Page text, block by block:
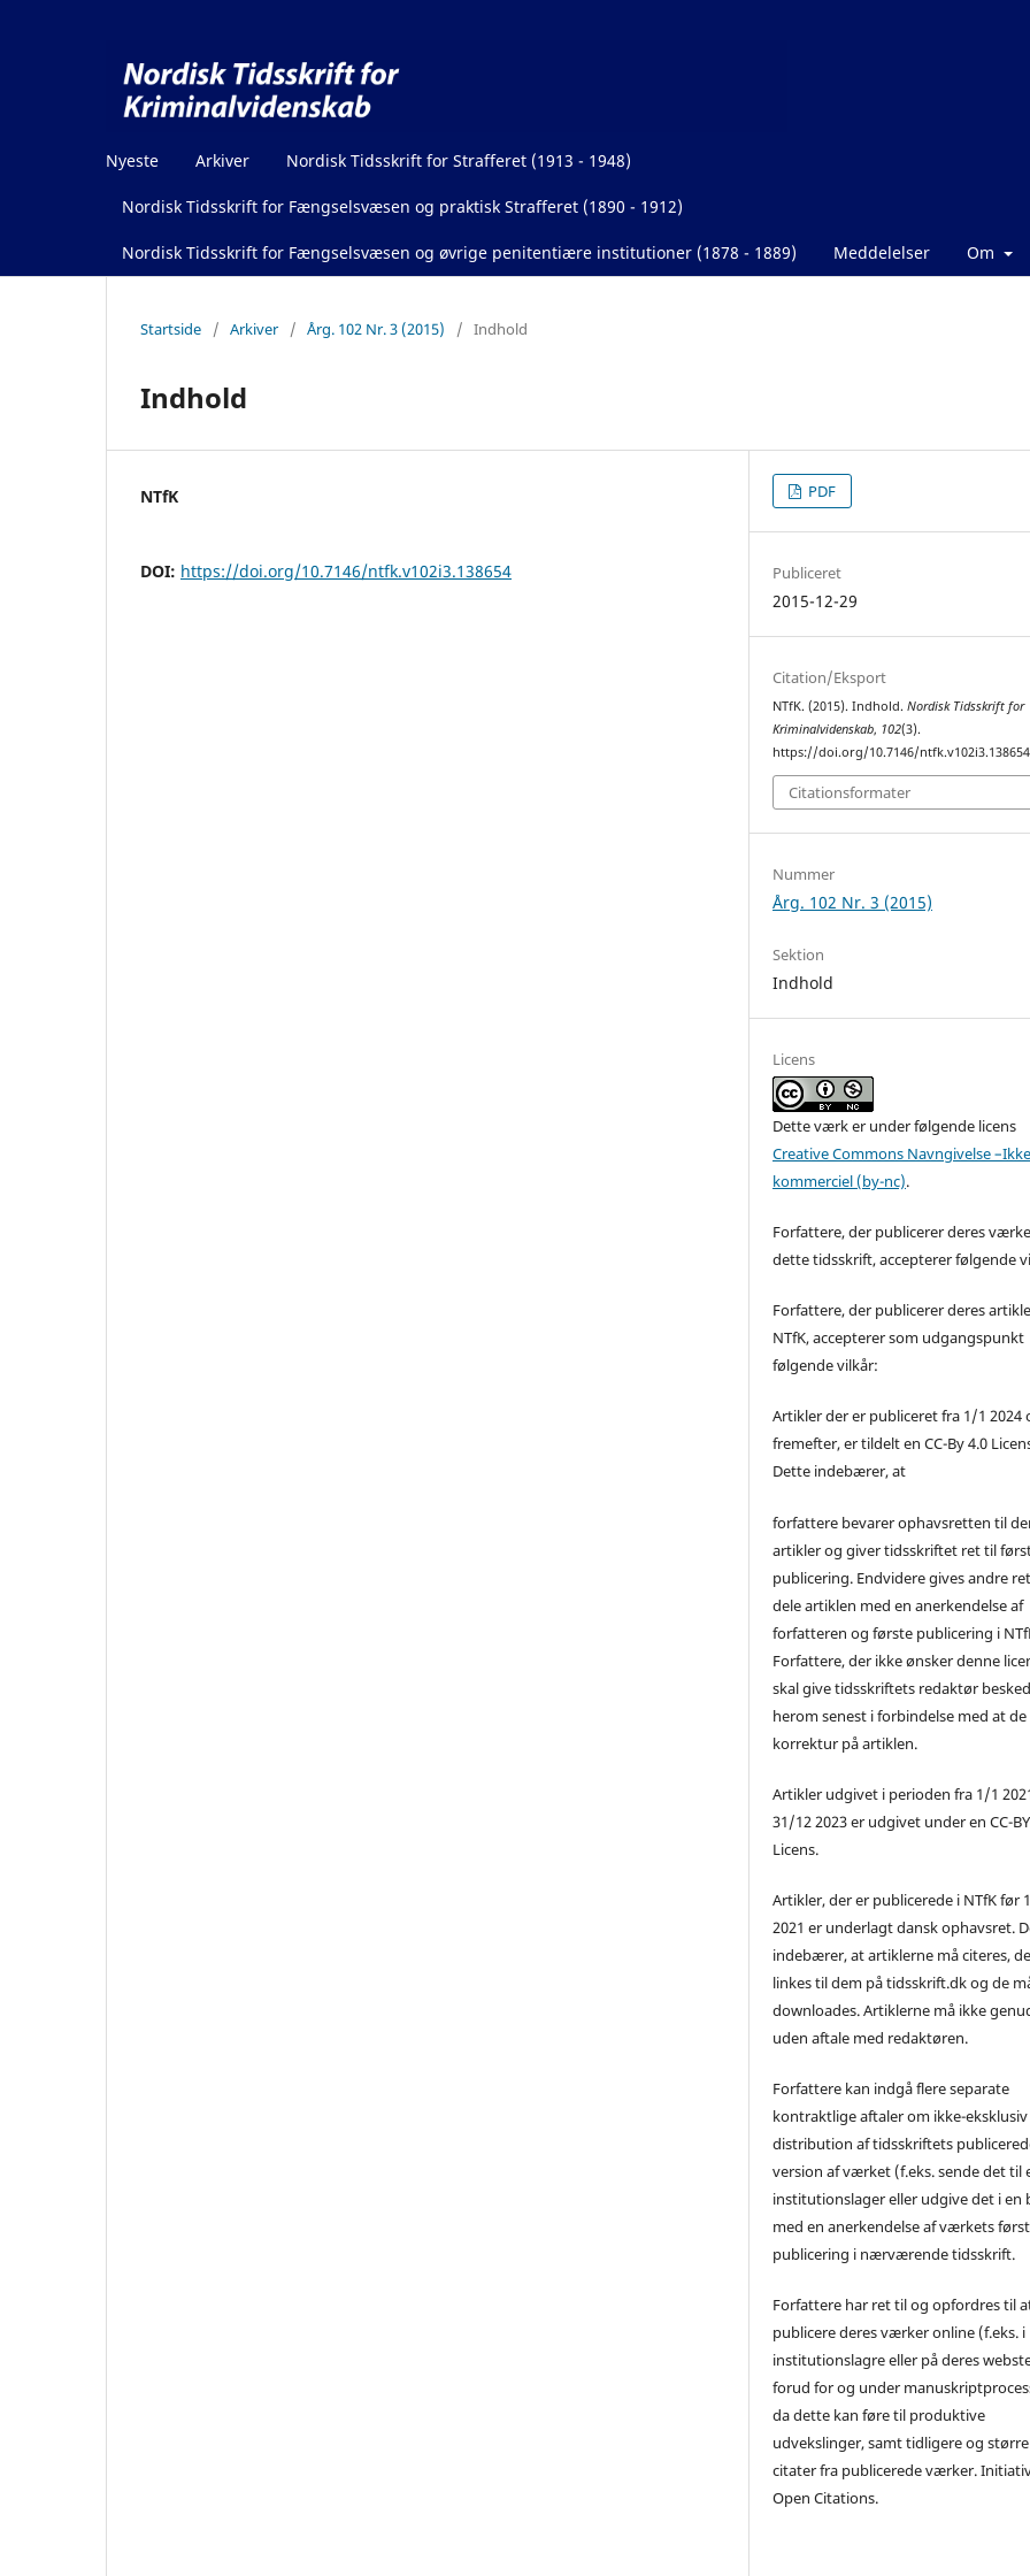
Nyeste Arkiver Nordisk Tidsskrift for Strafferet (1913 - 1948)
Nordisk Tidsskrift for Fængselsvæsen og praktisk Strafferet (1890 - 1912)
Nordisk Tidsskrift for Fængselsvæsen og øvrige penitentiære institutioner (1878 - 1889) Meddelelser Om
Startside / Arkiver / Årg. 102 Nr. 3 (2015) / Indhold
Indhold
NTfK
DOI: https://doi.org/10.7146/ntfk.v102i3.138654
PDF
Publiceret
2015-12-29
Citation/Eksport
NTfK. (2015). Indhold.Nordisk Tidsskrift for
Kriminalvidenskab, 102(3).
https://doi.org/10.7146/ntfk.v102i3.138654
Citationsformater
Nummer
Årg. 102 Nr. 3 (2015)
Sektion
Indhold
Licens
Dette værk er under følgende licens
Creative Commons Navngivelse
kommerciel (by-nc).
Forfattere, der publicerer deres
dette tidsskrift, accepterer følgende
Forfattere, der publicerer deres
NTfK, accepterer som udgangspunkt
følgende vilkår:
Artikler der er publiceret fra 1/1 2024
fremefter, er tildelt en CC-By 4.0
Dette indebærer, at
forfattere bevarer ophavsretten til
artikler og giver tidsskriftet ret til
publicering. Endvidere gives andre
dele artiklen med en anerkendelse af
forfatteren og første publicering i
Forfattere, der ikke ønsker denne
skal give tidsskriftets redaktør besked
herom senest i forbindelse med at
korrektur på artiklen.
Artikler udgivet i perioden fra 1/1
31/12 2023 er udgivet under en CC-
Licens.
Artikler, der er publicerede i NTfK før
2021 er underlagt dansk ophavsret.
indebærer, at artiklerne må citeres,
linkes til dem på tidsskrift.dk og de
downloades. Artiklerne må ikke
uden aftale med redaktøren.
Forfattere kan indgå flere separate
kontraktlige aftaler om ikke-eksklusiv
distribution af tidsskriftets
version af værket (f.eks. sende det til
institutionslager eller udgive det i en
med en anerkendelse af værkets
publicering i nærværende tidsskrift.
Forfattere har ret til og opfordres til
publicere deres værker online (f.eks. i
institutionslagre eller på deres
forud for og under
da dette kan føre til produktive
udvekslinger, samt tidligere og større
citater fra publicerede værker.
Open Citations.